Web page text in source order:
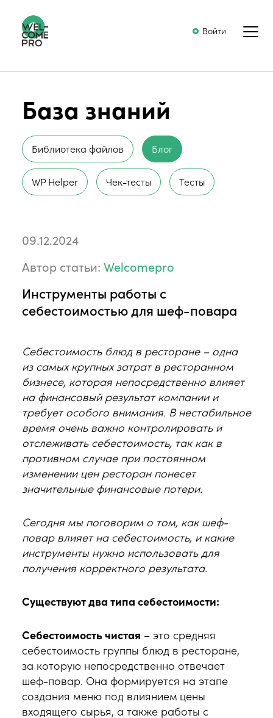
Войти
База знаний
Библиотека файлов Блог
WP Helper Чек-тесты Тесты
09.12.2024
Автор статьи: Welcomepro
Инструменты работы с
себестоимостью для шеф-повара
Себестоимость блюд в ресторане – одна
из самых крупных затрат в ресторанном
бизнесе, которая непосредственно влияет
на финансовый результат компании и
требует особого внимания. В нестабильное
время очень важно контролировать и
отслеживать себестоимость, так как в
противном случае при постоянном
изменении цен ресторан понесет
значительные финансовые потери.
Сегодня мы поговорим о том, как шеф-
повар влияет на себестоимость, и какие
инструменты нужно использовать для
получения корректного результата.
Существуют два типа себестоимости:
Себестоимость чистая – это средняя
себестоимость группы блюд в ресторане,
за которую непосредственно отвечает
шеф-повар. Она формируется на этапе
создания меню под влиянием цены
входящего сырья, а также работы с